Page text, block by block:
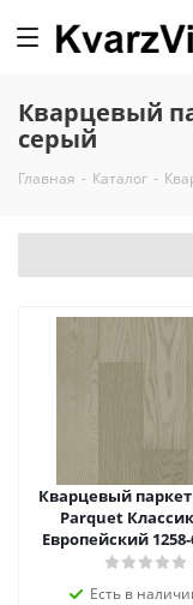
Кварцевый
серый
Главная - Каталог -
Кварцевый
Parquet
Европейский 1258-
мм
Есть в